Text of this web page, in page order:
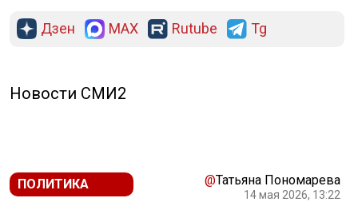
Дзен MAX Rutube Tg
Новости СМИ2
ПОЛИТИКА @Татьяна Пономарева
14 мая 2026, 13:22